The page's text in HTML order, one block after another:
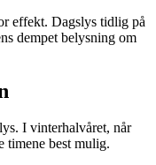
effekt. Dagslys tidlig på
dempet belysning om
I vinterhalvåret, når
timene best mulig.